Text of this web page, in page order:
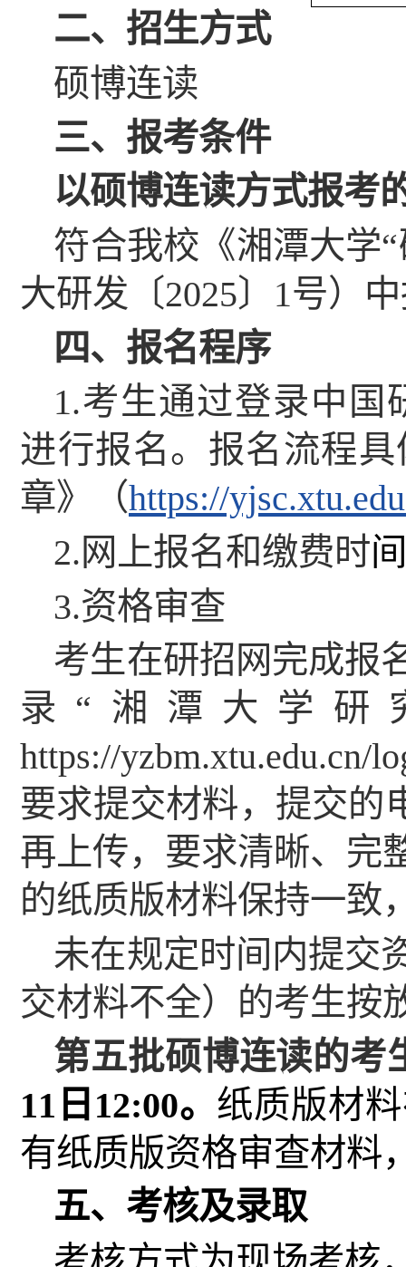
二、招生方式
硕博连读
三、报考条件
以硕博连读方式报考
符合我校《湘潭大学“
大研发〔2025〕 1号）
四、报名程序
1.考生通过登录中国
进行报名。报名流程
章》
（https://
2.网上报名和缴费时
3.资格审查
考生在研招网完成报
录 “ 湘潭大学研
https://yzbm.xtu.edu.cn/
要求提交材料，提交的
再上传，要求清晰、完
的纸质版材料保持一致
未在规定时间内提交
交材料不全）的考生按
第五批硕博连读的考
11 日 12:00。 纸质版材
有纸质版资格审查材料
五、考核及录取